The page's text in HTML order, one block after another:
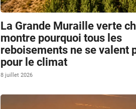
La Grande Muraille verte
montre pourquoi tous les
reboisements ne se valent
pour le climat
8 juillet 2026